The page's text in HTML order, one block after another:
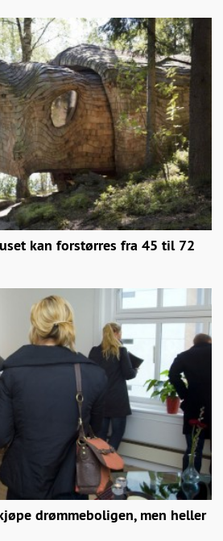
kan forstørres fra 45 til 72
drømmeboligen, men heller